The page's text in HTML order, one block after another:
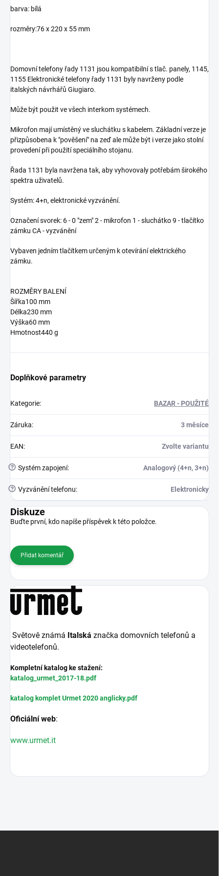
barva: bílá
rozměry:76 x 220 x 55 mm
Domovní telefony řady 1131 jsou kompatibilní s tlač. panely, 1145,
1155 Elektronické telefony řady 1131 byly navrženy podle
italských návrhářů Giugiaro.
Může být použit ve všech interkom systémech.
Mikrofon mají umístěný ve sluchátku s kabelem. Základní verze je
přizpůsobena k "pověšení" na zeď ale může být i verze jako stolní
provedení při použití speciálního stojanu.
Řada 1131 byla navržena tak, aby vyhovovaly potřebám širokého
spektra uživatelů.
Systém: 4+n, elektronické vyzvánění.
Označení svorek: 6 - 0 "zem" 2 - mikrofon 1 - sluchátko 9 - tlačítko
zámku CA - vyzvánění
Vybaven jedním tlačítkem určeným k otevírání elektrického
zámku.
ROZMĚRY BALENÍ
Šířka100 mm
Délka230 mm
Výška60 mm
Hmotnost440 g
Doplňkové parametry
Kategorie: BAZAR - POUŽITÉ
Záruka: 3 měsíce
EAN: Zvolte variantu
? Systém zapojení: Analogový (4+n, 3+n)
? Vyzvánění telefonu: Elektronicky
Diskuze
Buďte první, kdo napíše příspěvek k této položce.
Přidat komentář
Světově známá Italská značka domovních telefonů a
videotelefonů.
Kompletní katalog ke stažení:
katalog_urmet_2017-18.pdf
katalog komplet Urmet 2020 anglicky.pdf
Oficiální web:
www.urmet.it